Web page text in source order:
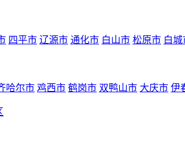
四平市 辽源市 通化市 白山市 松原市 白城
哈尔市 鸡西市 鹤岗市 双鸭山市 大庆市 伊